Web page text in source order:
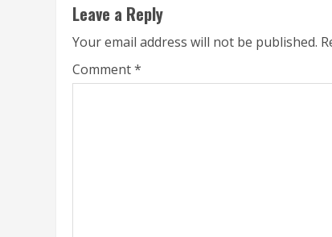
Leave a Reply
Your email address will not be published.
Comment*